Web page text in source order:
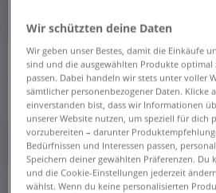
Wir schützten deine Daten
Wir geben unser Bestes, damit die Einkäufe
sind und die ausgewählten Produkte optimal
passen. Dabei handeln wir stets unter voller
sämtlicher personenbezogener Daten. Klicke
einverstanden bist, dass wir Informationen
unserer Website nutzen, um speziell für dich
vorzubereiten – darunter
Bedürfnissen und Interessen passen,
Speichern deiner gewählten Präferenzen. Du
und die Cookie-Einstellungen jederzeit
wählst. Wenn du keine personalisierten